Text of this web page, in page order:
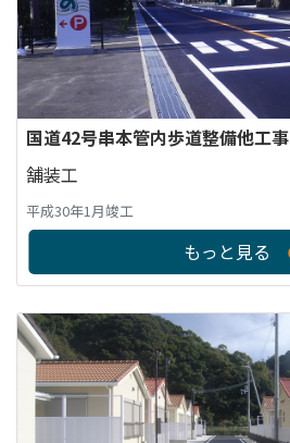
国道42号串本管内歩道整備他工事
舗装工
平成30年1月竣工
もっと見る